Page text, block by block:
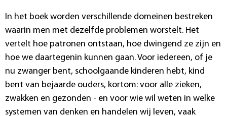
In het boek worden verschillende domeinen bestreken
waarin men met dezelfde problemen worstelt. Het
vertelt hoe patronen ontstaan, hoe dwingend ze zijn en
hoe we daartegenin kunnen gaan. Voor iedereen, of je
nu zwanger bent, schoolgaande kinderen hebt, kind
bent van bejaarde ouders, kortom: voor alle zieken,
zwakken en gezonden - en voor wie wil weten in welke
systemen van denken en handelen wij leven, vaak